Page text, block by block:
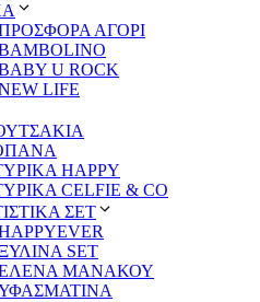
ΑΓΟΡΙ
U ROCK
LIFE
HAPPY
CELFIE & CO
ΣΕΤ
SET
ΜΑΝΑΚΟΥ